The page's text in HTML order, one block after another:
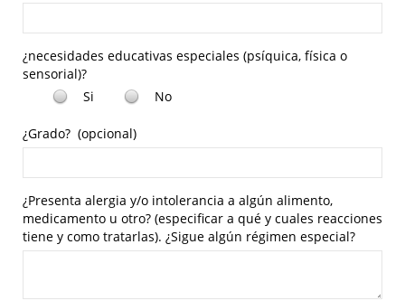
¿necesidades educativas especiales (psíquica, física o
sensorial)?
Si
No
¿Grado? (opcional)
¿Presenta alergia y/o intolerancia a algún alimento,
medicamento u otro? (especificar a qué y cuales reacciones
tiene y como tratarlas). ¿Sigue algún régimen especial?